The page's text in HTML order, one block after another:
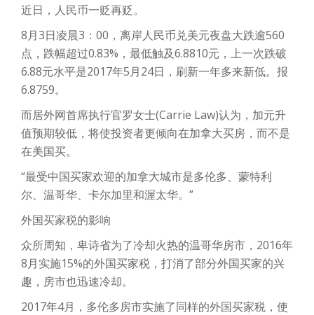
近日，人民币一贬再贬。
8月3日凌晨3：00，离岸人民币兑美元夜盘大跌逾560
点，跌幅超过0.83%，最低触及6.8810元，上一次跌破
6.88元水平是2017年5月24日，刷新一年多来新低。报
6.8759。
而居外网首席执行官罗女士(Carrie Law)认为，加元升
值预期较低，将使投资者更倾向在加拿大买房，而不是
在美国买。
“最受中国买家欢迎的加拿大城市是多伦多、蒙特利
尔、温哥华、卡尔加里和渥太华。”
外国买家税的影响
众所周知，卑诗省为了冷却火热的温哥华房市，2016年
8月实施15%的外国买家税，打消了部分外国买家的兴
趣，房市也迅速冷却。
2017年4月，多伦多房市实施了同样的外国买家税，使